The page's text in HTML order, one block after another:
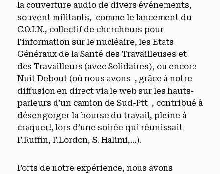
la couverture audio de divers événements,
souvent militants, comme le lancement du
C.O.I.N., collectif de chercheurs pour
l’information sur le nucléaire, les Etats
Généraux de la Santé des Travailleuses et
des Travailleurs (avec Solidaires), ou encore
Nuit Debout (où nous avons , grâce à notre
diffusion en direct via le web sur les hauts-
parleurs d’un camion de Sud-Ptt , contribué à
désengorger la bourse du travail, pleine à
craquer!, lors d’une soirée qui réunissait
F.Ruffin, F.Lordon, S. Halimi,…).
Forts de notre expérience, nous avons